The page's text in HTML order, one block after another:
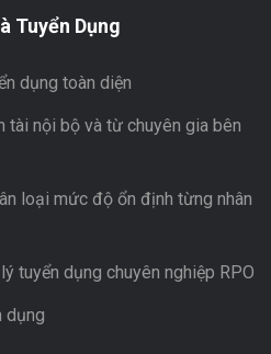
Tuyển Dụng
dụng toàn diện
tài nội bộ và từ chuyên gia bên
loại mức độ ổn định từng nhân
tuyển dụng chuyên nghiệp RPO
dụng